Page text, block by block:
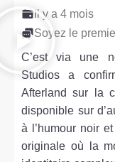
Il y a 4 mois
Soyez le
C’est via une
Studios a
Afterland sur la
disponible sur
à l’humour noir
originale où la